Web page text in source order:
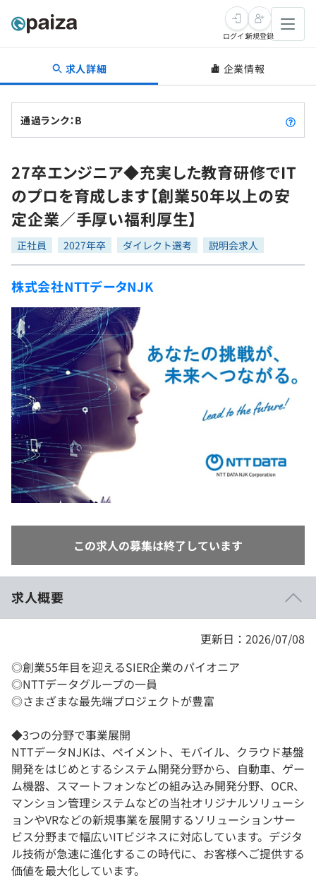
転職・キャリア
転職成功ガイド
転職エージェント
インタビュー
転職成功ガイド
新卒就活
求人検索
本選考
インターン
新卒エージェント
イベント・セミナー
インタビュー
就活成功ガイド
学習
問題集
4択課題
ナレッジ
リファレンス
プラン
法人向けプラン
学校向けプラン
プログラミング言語
評価結果一覧
再チャレンジ結果一覧
ゲーム・マンガ
Tech Team Journal
paiza times
note
paizaとは？
ログイン新規登録
求人詳細 企業情報
通過ランク：B
27卒エンジニア◆充実した教育研修でIT
のプロを育成します【創業50年以上の安
定企業／手厚い福利厚生】
正社員 2027年卒 ダイレクト選考 説明会求人
株式会社NTTデータNJK
この求人の募集は終了しています
求人概要
更新日：2026/07/08
◎創業55年目を迎えるSIER企業のパイオニア
◎NTTデータグループの一員
◎さまざまな最先端プロジェクトが豊富
◆3つの分野で事業展開
NTTデータNJKは、ペイメント、モバイル、クラウド基盤
開発をはじめとするシステム開発分野から、自動車、ゲー
ム機器、スマートフォンなどの組み込み開発分野、OCR、
マンション管理システムなどの当社オリジナルソリューシ
ョンやVRなどの新規事業を展開するソリューションサー
ビス分野まで幅広いITビジネスに対応しています。デジタ
ル技術が急速に進化するこの時代に、お客様へご提供する
価値を最大化しています。